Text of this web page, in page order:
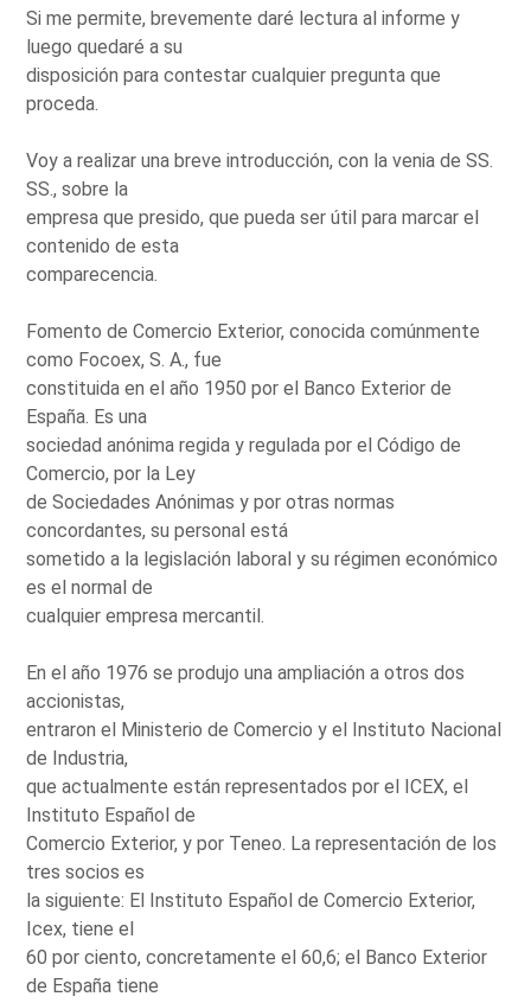
Si me permite, brevemente daré lectura al informe y
luego quedaré a su
disposición para contestar cualquier pregunta que
proceda.
Voy a realizar una breve introducción, con la venia de SS.
SS., sobre la
empresa que presido, que pueda ser útil para marcar el
contenido de esta
comparecencia.
Fomento de Comercio Exterior, conocida comúnmente
como Focoex, S. A., fue
constituida en el año 1950 por el Banco Exterior de
España. Es una
sociedad anónima regida y regulada por el Código de
Comercio, por la Ley
de Sociedades Anónimas y por otras normas
concordantes, su personal está
sometido a la legislación laboral y su régimen económico
es el normal de
cualquier empresa mercantil.
En el año 1976 se produjo una ampliación a otros dos
accionistas,
entraron el Ministerio de Comercio y el Instituto Nacional
de Industria,
que actualmente están representados por el ICEX, el
Instituto Español de
Comercio Exterior, y por Teneo. La representación de los
tres socios es
la siguiente: El Instituto Español de Comercio Exterior,
Icex, tiene el
60 por ciento, concretamente el 60,6; el Banco Exterior
de España tiene